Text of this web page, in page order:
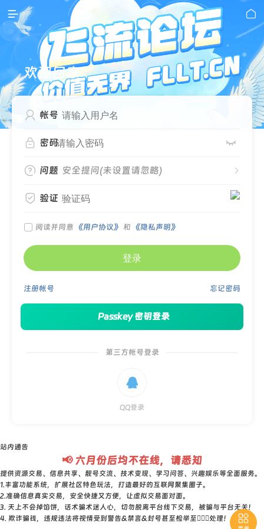
 
欢迎回家
 帐号
 密码 
 问题 
安全提问(未设置请忽略)
 验证
 阅读并同意 《用户协议》 和 《隐私声明》
登录
忘记密码
注册帐号
Passkey 密钥登录
第三方帐号登录

QQ登录

站内通告
📢 六月份后均不在线，请悉知
提供资源交易、信息共享、靓号交流、技术变现、学习问答、兴趣娱乐等全面服务。
1.丰富功能系统，扩展社区特色玩法，打造最好的互联网聚集圈子。
2.准确信息真实交易，安全快捷又方便，让虚拟交易面对面。
3. 天上不会掉馅饼，话术骗术迷人心，切勿脱离平台线下交易，被骗与平台无关！
4. 欺诈骗钱，违规违法将视情受到警告&禁言&封号甚至检举至👮🏻‍♀️处理！